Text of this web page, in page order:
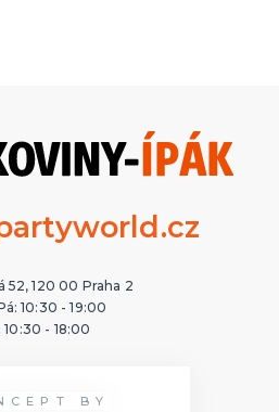
52, 120 00 Praha 2
10:30 - 19:00
10:30 - 18:00
BY